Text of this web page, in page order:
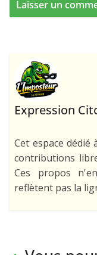
Expression
Cet espace dédié
contributions
Ces propos
reflètent pas la